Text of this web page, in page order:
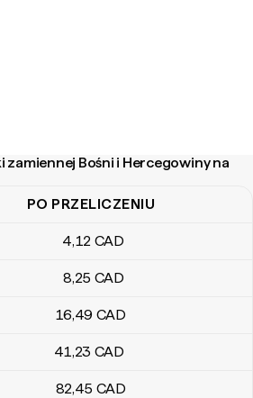
zamiennej Bośni i Hercegowiny na
Bośni i Hercegowiny na
PO PRZELICZENIU
4,12 CAD
8,25 CAD
16,49 CAD
41,23 CAD
82,45 CAD